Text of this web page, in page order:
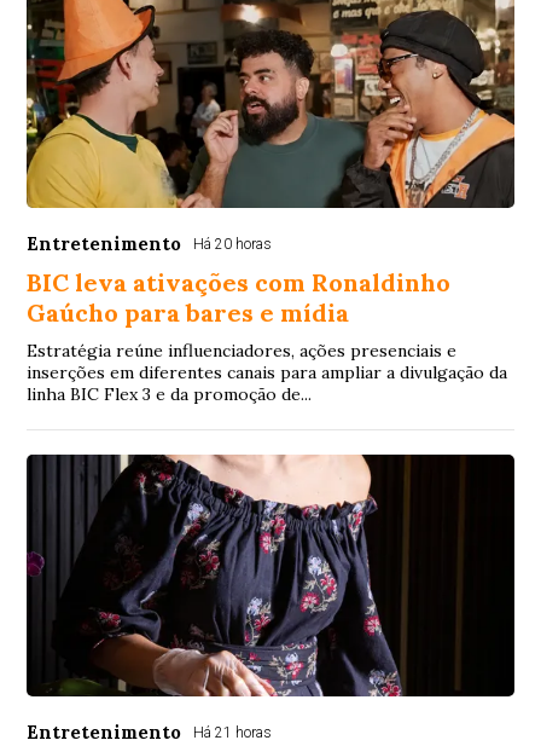
Entretenimento Há 20 horas
BIC leva ativações com Ronaldinho
Gaúcho para bares e mídia
Estratégia reúne influenciadores, ações presenciais e
inserções em diferentes canais para ampliar a divulgação da
linha BIC Flex 3 e da promoção de...
Entretenimento Há 21 horas